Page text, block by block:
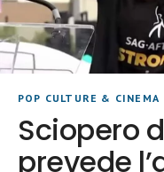
POP CULTURE & CINEMA
Sciopero
prevede